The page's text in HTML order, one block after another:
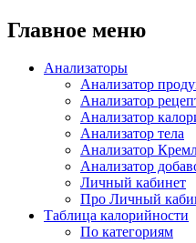
Главное меню
Анализаторы
Анализатор
Анализатор
Анализатор
Анализатор тела
Анализатор
Анализатор
Личный кабинет
Про Личный
Таблица калорийности
По категориям